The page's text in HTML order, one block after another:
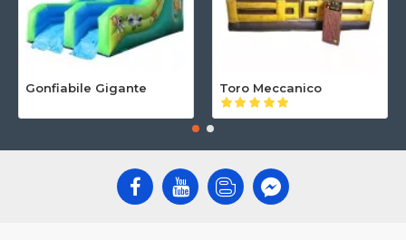
Gonfiabile Gigante Toro Meccanico